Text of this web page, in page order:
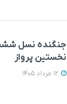
نخستین پرواز